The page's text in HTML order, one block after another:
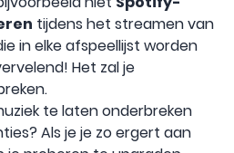
tijdens het streamen van
in elke afspeellijst worden
Het zal je
te laten onderbreken
Als je je zo ergert aan